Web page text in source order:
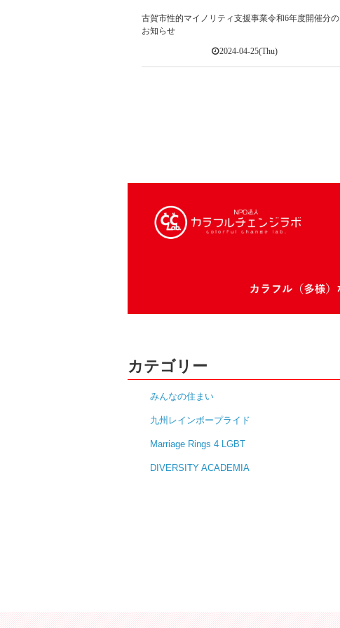
古賀市性的マイノリティ支援事業令和6年度開催分の
お知らせ
2024-04-25(Thu)
カテゴリー
みんなの住まい
九州レインボープライド
Marriage Rings 4 LGBT
DIVERSITY ACADEMIA